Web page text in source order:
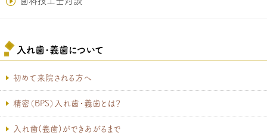
入れ歯･義歯について
初めて来院される方へ
精密（BPS）入れ歯・義歯とは？
入れ歯(義歯)ができあがるまで